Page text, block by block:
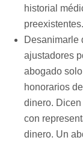
historial
preexistentes.
Desanimarle
ajustadores
abogado
honorarios
dinero.
con
dinero. Un